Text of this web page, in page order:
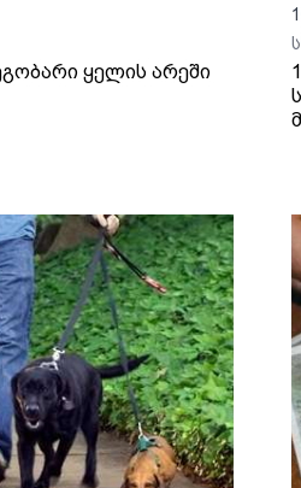
ყელის არეში